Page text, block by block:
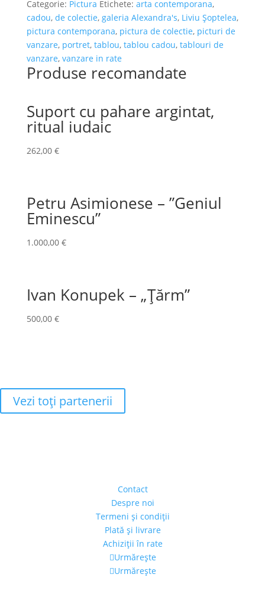
Categorie: Pictura Etichete: arta contemporana,
cadou, de colectie, galeria Alexandra's, Liviu Șoptelea,
pictura contemporana, pictura de colectie, picturi de
vanzare, portret, tablou, tablou cadou, tablouri de
vanzare, vanzare in rate
Produse recomandate
Suport cu pahare argintat,
ritual iudaic
262,00 €
Petru Asimionese – ”Geniul
Eminescu”
1.000,00 €
Ivan Konupek – „Țărm”
500,00 €
Vezi toţi partenerii
Contact
Despre noi
Termeni şi condiţii
Plată şi livrare
Achiziţii în rate
Urmărește
Urmărește